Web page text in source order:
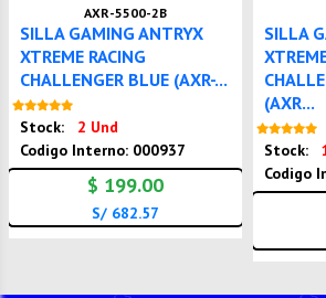
AXR-5500-2B
SILLA GAMING ANTRYX
XTREME RACING
CHALLENGER BLUE (AXR-...
Stock:
2 Und
Codigo Interno: 000937
$ 199.00
S/ 682.57
SILLA
(AXR...
Stock:
Codigo